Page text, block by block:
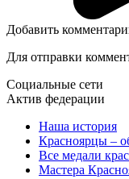
Добавить
Для отправки
Социальные сети
Актив федерации
Наша история
Красноярцы –
Все медали
Мастера